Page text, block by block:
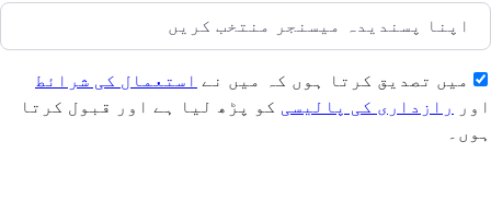
میں تصدیق کرتا ہوں کہ میں نے استعمال کی شرائط
اور
رازداری کی پالیسی کو پڑھ لیا ہے اور قبول کرتا
ہوں۔